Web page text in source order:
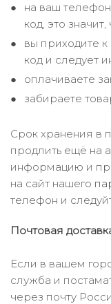
на ваш
код, это
вы приходите к
код и следует
оплачиваете
забираете
Срок хранения в
продлить ещё на
информацию и
на сайт нашего
телефон и
Почтовая
Если в вашем
служба и
через почту